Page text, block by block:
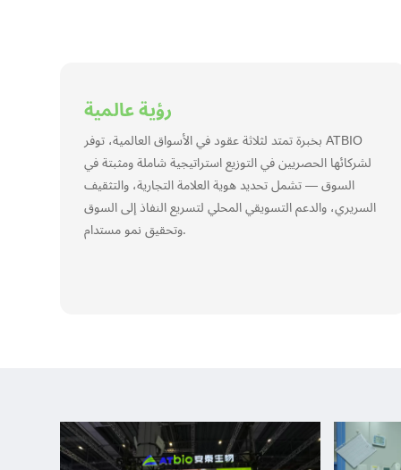
رؤية عالمية
بخبرة تمتد لثلاثة عقود في الأسواق العالمية، توفر ATBIO
لشركائها الحصريين في التوزيع استراتيجية شاملة ومثبتة في
السوق — تشمل تحديد هوية العلامة التجارية، والتثقيف
السريري، والدعم التسويقي المحلي لتسريع النفاذ إلى السوق
وتحقيق نمو مستدام.